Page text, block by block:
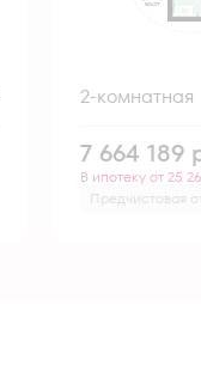
2-комнатная
7 664 189
В ипотеку от 25
Предчистовая